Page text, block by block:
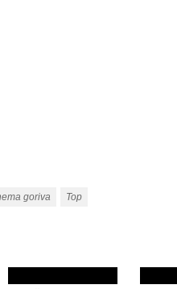
goriva Top